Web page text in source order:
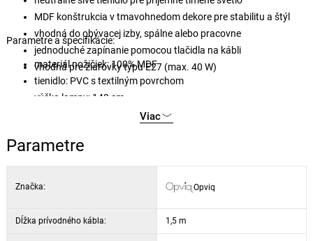
MDF konštrukcia v tmavohnedom dekore pre stabilitu a štýl
vhodná do obývacej izby, spálne alebo pracovne
jednoduché zapínanie pomocou tlačidla na kábli
vhodná pre žiarovky typu E27 (max. 40 W)
Parametre a špecifikácie:
materiál nožičiek: 100% MDF
tienidlo: PVC s textilným povrchom
výška lampy: 140 cm
priemer tienidla: 38 cm, výška tienidla: 20 cm
typ zásuvky: E27, max. 40 W
balenia)
Viac
Parametre
Značka: Opviq
Dĺžka prívodného kábla: 1,5 m